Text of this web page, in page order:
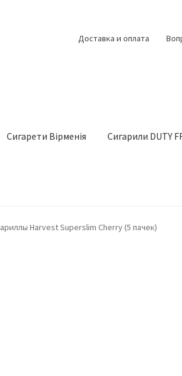
Доставка и оплата
Сигарети Вірменія Сигарили DUTY
Harvest Superslim Cherry (5 пачек)